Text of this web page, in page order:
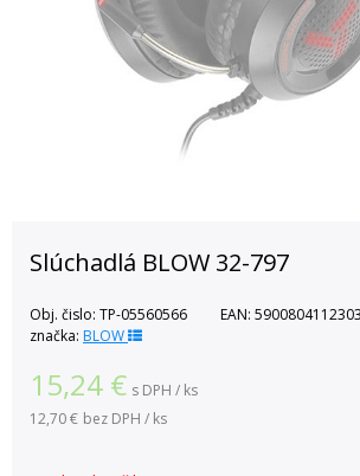
Slúchadlá BLOW 32-797
Obj. čislo: TP-05560566 EAN: 5900804112303
značka: BLOW
15,24 € s DPH / ks
12,70 € bez DPH / ks